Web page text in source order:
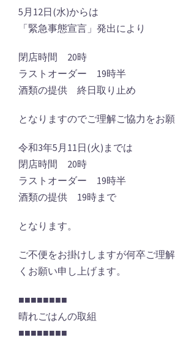
5月12日(水)からは
「緊急事態宣言」発出により
閉店時間 20時
ラストオーダー 19時半
酒類の提供 終日取り止め
となりますのでご理解ご協力をお願
令和3年5月11日(火)までは
閉店時間 20時
ラストオーダー 19時半
酒類の提供 19時まで
となります。
ご不便をお掛けしますが何卒ご理
くお願い申し上げます。
■■■■■■■■
晴れごはんの取組
■■■■■■■■